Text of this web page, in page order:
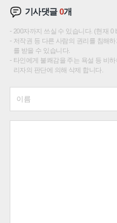
기사댓글0개
200자까지 쓰실 수 있습니다. (현재 0
저작권 등 다른 사람의 권리를 침해
를 받을 수 있습니다.
타인에게 불쾌감을 주는 욕설 등 비
리자의 판단에 의해 삭제 합니다.